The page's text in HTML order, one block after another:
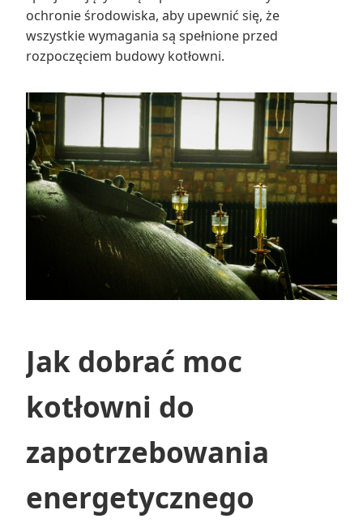
ochronie środowiska, aby upewnić się, że
wszystkie wymagania są spełnione przed
rozpoczęciem budowy kotłowni.
Jak dobrać moc
kotłowni do
zapotrzebowania
energetycznego